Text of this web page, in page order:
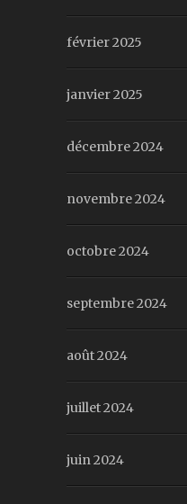
février 2025
janvier 2025
décembre 2024
novembre 2024
octobre 2024
septembre 2024
août 2024
juillet 2024
juin 2024